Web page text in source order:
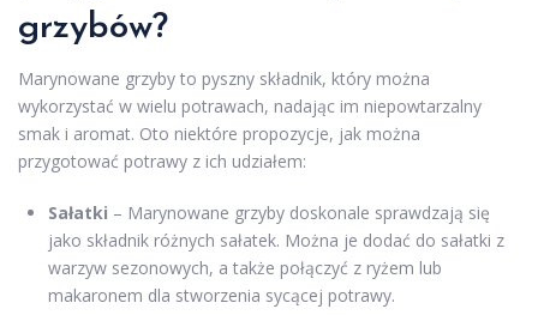
grzybów?
Marynowane grzyby to pyszny składnik, który można
wykorzystać w wielu potrawach, nadając im niepowtarzalny
smak i aromat. Oto niektóre propozycje, jak można
przygotować potrawy z ich udziałem:
Sałatki – Marynowane grzyby doskonale sprawdzają się
jako składnik różnych sałatek. Można je dodać do sałatki z
warzyw sezonowych, a także połączyć z ryżem lub
makaronem dla stworzenia sycącej potrawy.